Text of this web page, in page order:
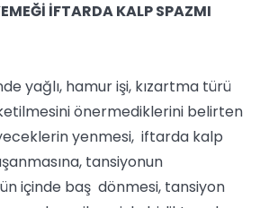
İFTARDA KALP SPAZMI
yağlı, hamur işi, kızartma türü
önermediklerini belirten
yenmesi, iftarda kalp
tansiyonun
içinde baş dönmesi, tansiyon